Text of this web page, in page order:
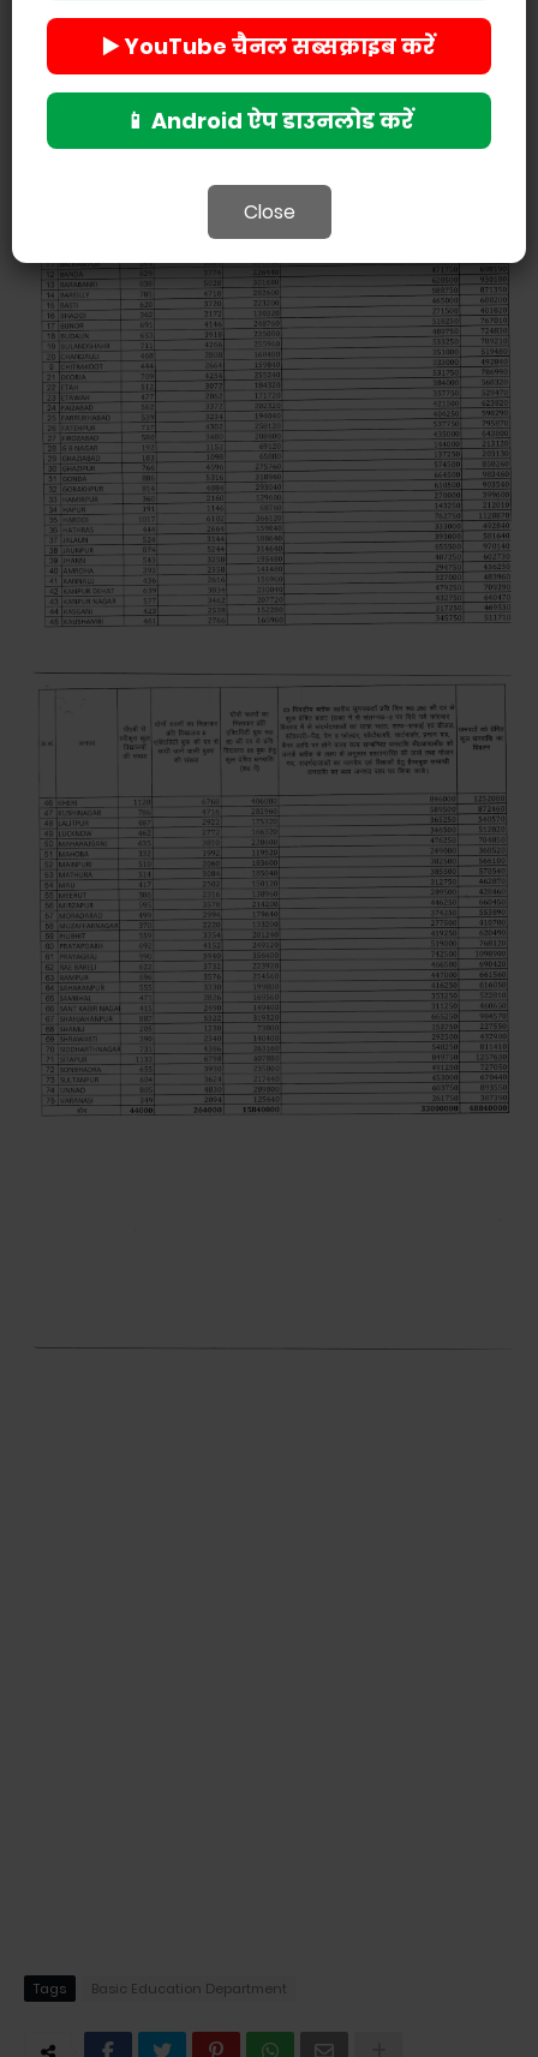
Tags Basic Education Department
▶️ YouTube चैनल सब्सक्राइब करें
📱 Android ऐप डाउनलोड करें
Close